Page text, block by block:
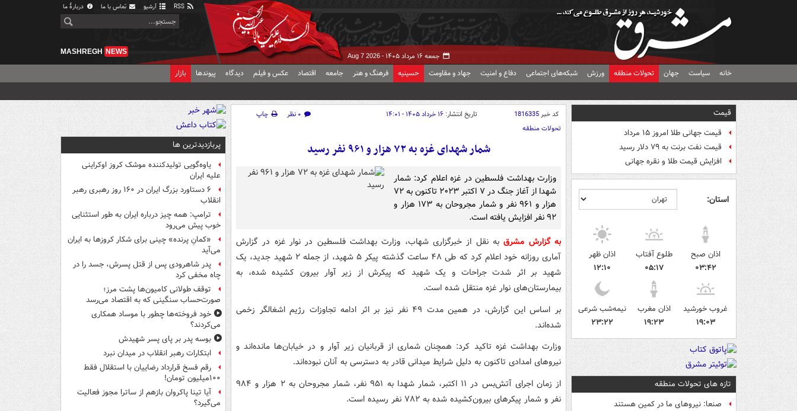
آرشیو تماس با ما دربارهٔ ما
جمعه ۱۶ مرداد ۱۴۰۵ - Aug 7 2026
MASHREGH NEWS
خانه سیاست جهان تحولات منطقه ورزش شبکه‌های اجتماعی دفاع و امنیت جهاد و مقاومت حسینیه فرهنگ و هنر جامعه اقتصاد عکس و فیلم دیدگاه پیوندها بازار
قیمت
قیمت جهانی طلا امروز ۱۵ مرداد
قیمت نفت برنت به ۷۹ دلار رسید
افزایش قیمت طلا و نقره جهانی
استان:
اذان صبح
۰۳:۴۲
طلوع آفتاب
۰۵:۱۷
اذان ظهر
۱۲:۱۰
غروب خورشید
۱۹:۰۳
اذان مغرب
۱۹:۲۳
نیمه‌شب شرعی
۲۳:۲۲
تازه های تحولات منطقه
صنعا: نیروهای ما در کمین‌ هستند
کد خبر1816335 تاریخ انتشار: ۱۶ خرداد ۱۴۰۵ - ۱۴:۰۱ ۰ نظر
چاپ
تحولات منطقه
شمار شهدای غزه به ۷۲ هزار و ۹۶۱ نفر رسید
وزارت بهداشت فلسطین در غزه اعلام کرد: شمار
شهدا از آغاز جنگ در ۷ اکتبر ۲۰۲۳ تاکنون به ۷۲
هزار و ۹۶۱ نفر و شمار مجروحان به ۱۷۳ هزار و
۹۲ نفر افزایش یافته است.
به گزارش مشرقبه نقل از خبرگزاری شهاب، وزارت بهداشت فلسطین در نوار غزه در گزارش
آماری روزانه خود اعلام کرد که طی ۴۸ ساعت گذشته پیکر ۵ شهید، از جمله ۲ شهید جدید، یک
شهید بر اثر شدت جراحات و یک شهید که پیکرش از زیر آوار بیرون کشیده شده، به
بیمارستان‌های نوار غزه منتقل شده است.
بر اساس این گزارش، در همین مدت ۴۹ نفر نیز بر اثر ادامه تجاوزات رژیم اشغالگر زخمی
شده‌اند.
وزارت بهداشت غزه تاکید کرد: همچنان شماری از قربانیان زیر آوار و در خیابان‌ها مانده‌اند و
نیروهای امدادی تاکنون به دلیل شرایط میدانی قادر به دسترسی به آنان نبوده‌اند.
از زمان اجرای آتش‌بس در ۱۱ اکتبر، شمار شهدا به ۹۵۱ نفر، شمار مجروحان به ۲ هزار و ۹۸۴
نفر و شمار پیکرهای بیرون‌کشیده‌ شده به ۷۸۲ نفر رسیده است.
پربازدیدترین ها
یاوه‌گویی تولیدکننده موشک کروز اوکراینی
علیه ایران
۶ دستاورد بزرگ ایران در ۱۶۰ روز رهبری رهبر
انقلاب
ترامپ: همه چیز درباره ایران به طور استثنایی
خوب پیش می‌رود
«کمانِ پرنده» چینی برای شکار کروزها به ایران
می‌آید
پدر شاهرودی پس از قتل پسرش، جسد را در
چاه مخفی کرد
توقف طولانی کامیون‌ها پشت مرز؛
صورت‌حساب سنگینی که به اقتصاد می‌رسد
خود فروخته‌ها چطور با موساد همکاری
می‌کردند؟
بوسه‌ پدر بر پای پسر شهیدش
ابتکارات رهبر انقلاب در میدان نبرد
رقم فسخ قرارداد رضاییان با استقلال فقط
۱۰۰میلیون تومان!
آیا تینا پاکروان بازهم از ساترا مجوز فعالیت
می‌گیرد؟